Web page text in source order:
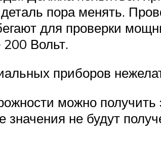
пора менять.
для проверки
Вольт.
приборов
можно получить
значения не будут